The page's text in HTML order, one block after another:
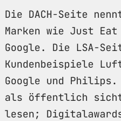
Die DACH-Seite
Marken wie Just Eat
Google. Die LSA-
Kundenbeispiele
Google und Philips.
als öffentlich
lesen;